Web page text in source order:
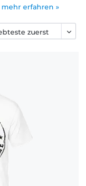
mehr erfahren »